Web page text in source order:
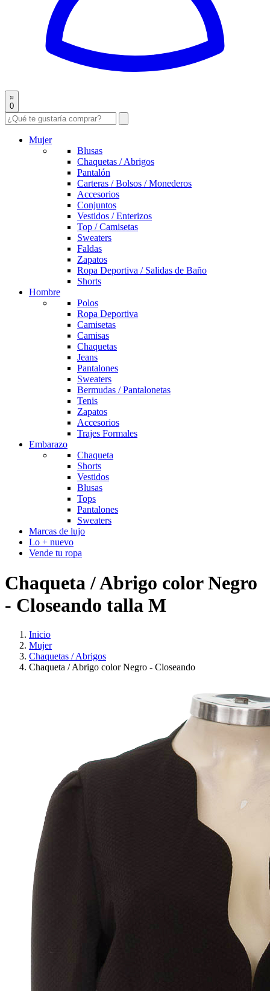
0
Mujer
Blusas
Chaquetas / Abrigos
Pantalón
Carteras / Bolsos / Monederos
Accesorios
Conjuntos
Vestidos / Enterizos
Top / Camisetas
Sweaters
Faldas
Zapatos
Ropa Deportiva / Salidas de Baño
Shorts
Hombre
Polos
Ropa Deportiva
Camisetas
Camisas
Chaquetas
Jeans
Pantalones
Sweaters
Bermudas / Pantalonetas
Tenis
Zapatos
Accesorios
Trajes Formales
Embarazo
Chaqueta
Shorts
Vestidos
Blusas
Tops
Pantalones
Sweaters
Marcas de lujo
Lo + nuevo
Vende tu ropa
Chaqueta / Abrigo color Negro
- Closeando talla M
Inicio
Mujer
Chaquetas / Abrigos
Chaqueta / Abrigo color Negro - Closeando